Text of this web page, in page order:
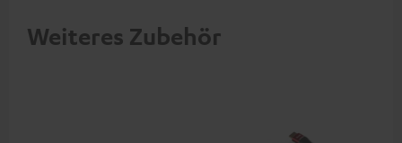
Weiteres Zubehör